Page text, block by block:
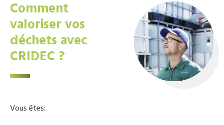
Comment
valoriser vos
déchets avec
CRIDEC ?
Vous êtes: